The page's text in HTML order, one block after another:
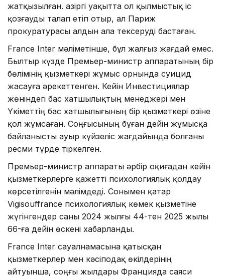
жатқызылған. Қазіргі уақытта ол қылмыстық іс
қозғауды талап етіп отыр, ал Париж
прокуратурасы алдын ала тексеруді бастаған.
France Inter мәліметінше, бұл жалғыз жағдай емес.
Былтыр күзде Премьер-министр аппаратының бір
бөлімінің қызметкері жұмыс орнында суицид
жасауға әрекеттенген. Кейін Инвестициялар
жөніндегі бас хатшылықтың менеджері мен
Үкіметтің бас хатшылығының бір қызметкері өзіне
қол жұмсаған. Соңғысының бұған дейін жұмысқа
байланысты ауыр күйзеліс жағдайында болғаны
ресми түрде тіркелген.
Премьер-министр аппараты әрбір оқиғадан кейін
қызметкерлерге қажетті психологиялық қолдау
көрсетілгенін мәлімдеді. Сонымен қатар
Vigisouffrance психологиялық көмек қызметіне
жүгінгендер саны 2024 жылғы 44-тен 2025 жылы
66-ға дейін өскені хабарланды.
France Inter сауалнамасына қатысқан
қызметкерлер мен кәсіподақ өкілдерінің
айтуынша, соңғы жылдары Францияда саяси